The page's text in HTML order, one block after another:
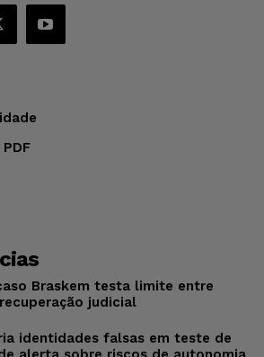
Braskem testa limite entre
judicial
identidades falsas em teste de